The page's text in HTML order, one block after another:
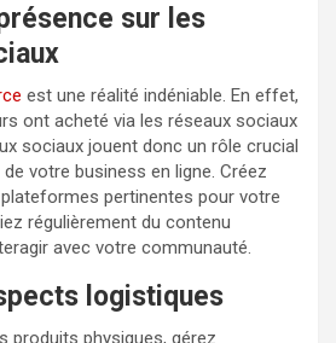
sur les
est une réalité indéniable. En effet,
ont acheté via les réseaux sociaux
sociaux jouent donc un rôle crucial
votre business en ligne. Créez
pertinentes pour votre
régulièrement du contenu
avec votre communauté.
logistiques
produits physiques, gérez